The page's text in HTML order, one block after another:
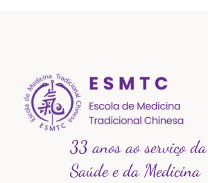
33 anos ao serviço da
Saúde e da Medicina